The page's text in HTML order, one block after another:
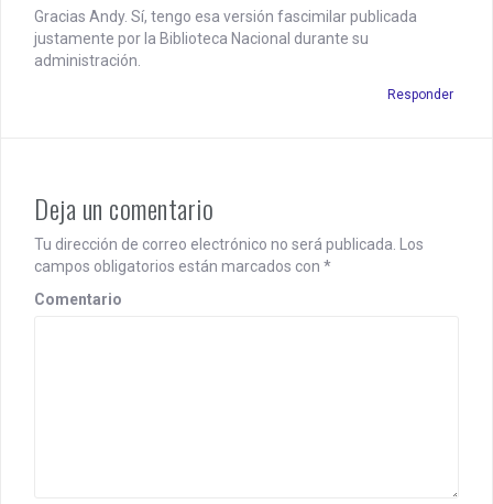
Gracias Andy. Sí, tengo esa versión fascimilar publicada
justamente por la Biblioteca Nacional durante su
administración.
Responder
Deja un comentario
Tu dirección de correo electrónico no será publicada.
Los
campos obligatorios están marcados con *
Comentario